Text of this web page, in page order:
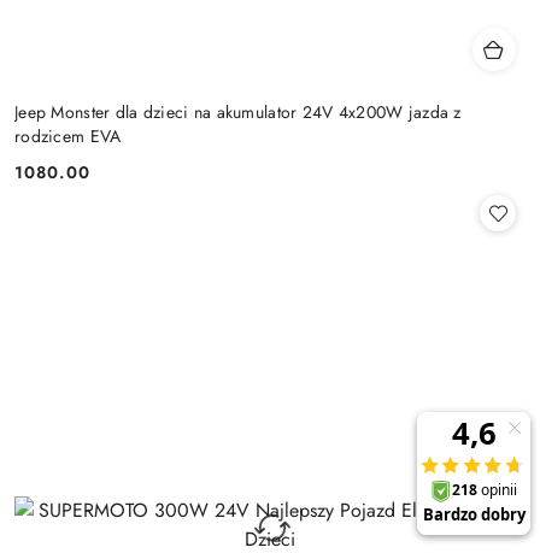
Jeep Monster dla dzieci na akumulator 24V 4x200W jazda z
rodzicem EVA
Cena:
1080.00